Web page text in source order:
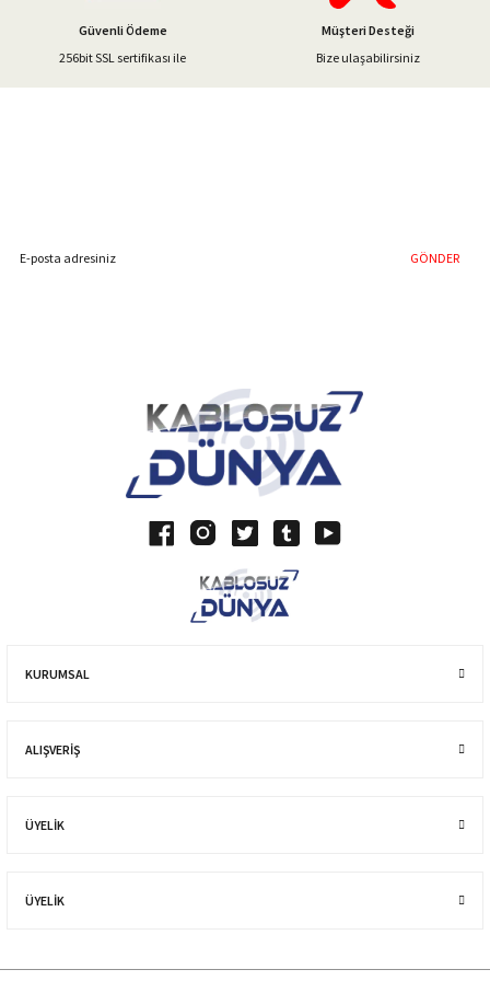
Gönder
Güvenli Ödeme
256bit SSL sertifikası ile
Müşteri Desteği
Bize ulaşabilirsiniz
GÖNDER
KURUMSAL
ALIŞVERIŞ
ÜYELİK
ÜYELİK